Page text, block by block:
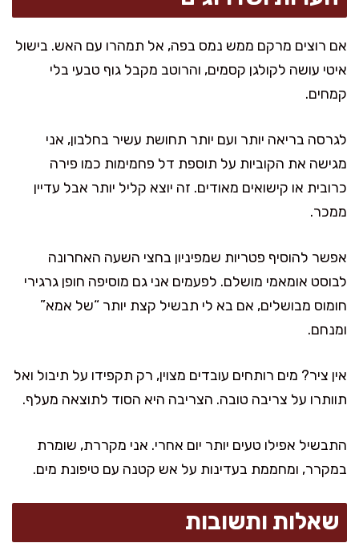
אם רוצים מרקם ממש נמס בפה, אל תמהרו עם האש. בישול
איטי עושה לקולגן קסמים, והרוטב מקבל גוף טבעי בלי
קמחים.
לגרסה בריאה יותר ועם יותר תחושת עשיר בחלבון, אני
מגישה את הקוביות על תוספת דל פחמימות כמו פירה
כרובית או קישואים מאודים. זה יוצא קליל יותר אבל עדיין
ממכר.
אפשר להוסיף פטריות שמפיניון בחצי השעה האחרונה
לבוסט אומאמי מושלם. לפעמים אני גם מוסיפה חופן גרגירי
חומוס מבושלים, אם בא לי תבשיל קצת יותר “של אמא”
ומנחם.
אין ציר? מים רותחים עובדים מצוין, רק תקפידו על תיבול ואל
תוותרו על צריבה טובה. הצריבה היא הסוד לתוצאה מעלף.
התבשיל אפילו טעים יותר יום אחרי. אני מקררת, שומרת
במקרר, ומחממת בעדינות על אש קטנה עם טיפונת מים.
שאלות ותשובות